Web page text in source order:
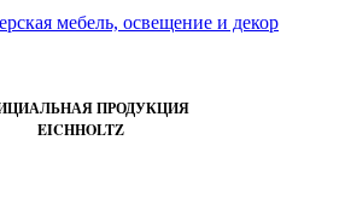
ПРОДУКЦИЯ
EICHHOLTZ